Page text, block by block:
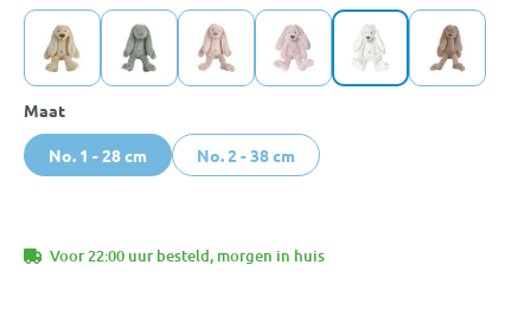
Maat
No. 1 - 28 cm No. 2 - 38 cm
Voor 22:00 uur besteld, morgen in huis